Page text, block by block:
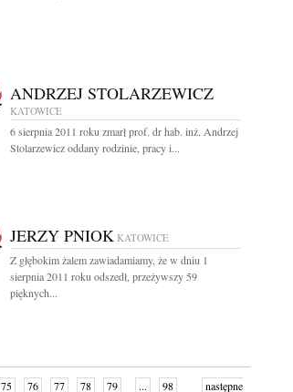
ANDRZEJ STOLARZEWICZ
KATOWICE
6 sierpnia 2011 roku zmarł prof. dr hab. inż. Andrzej
Stolarzewicz oddany rodzinie, pracy i...
JERZY PNIOK KATOWICE
Z głębokim żalem zawiadamiamy, że w dniu 1
sierpnia 2011 roku odszedł, przeżywszy 59
pięknych...
75 76 77 78 79 ... 98 następne